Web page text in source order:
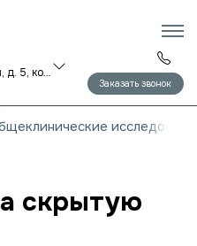
Санкт-Петербург ул. Манчестерская, д. 5, корп. 1
Заказать звонок
скрытую